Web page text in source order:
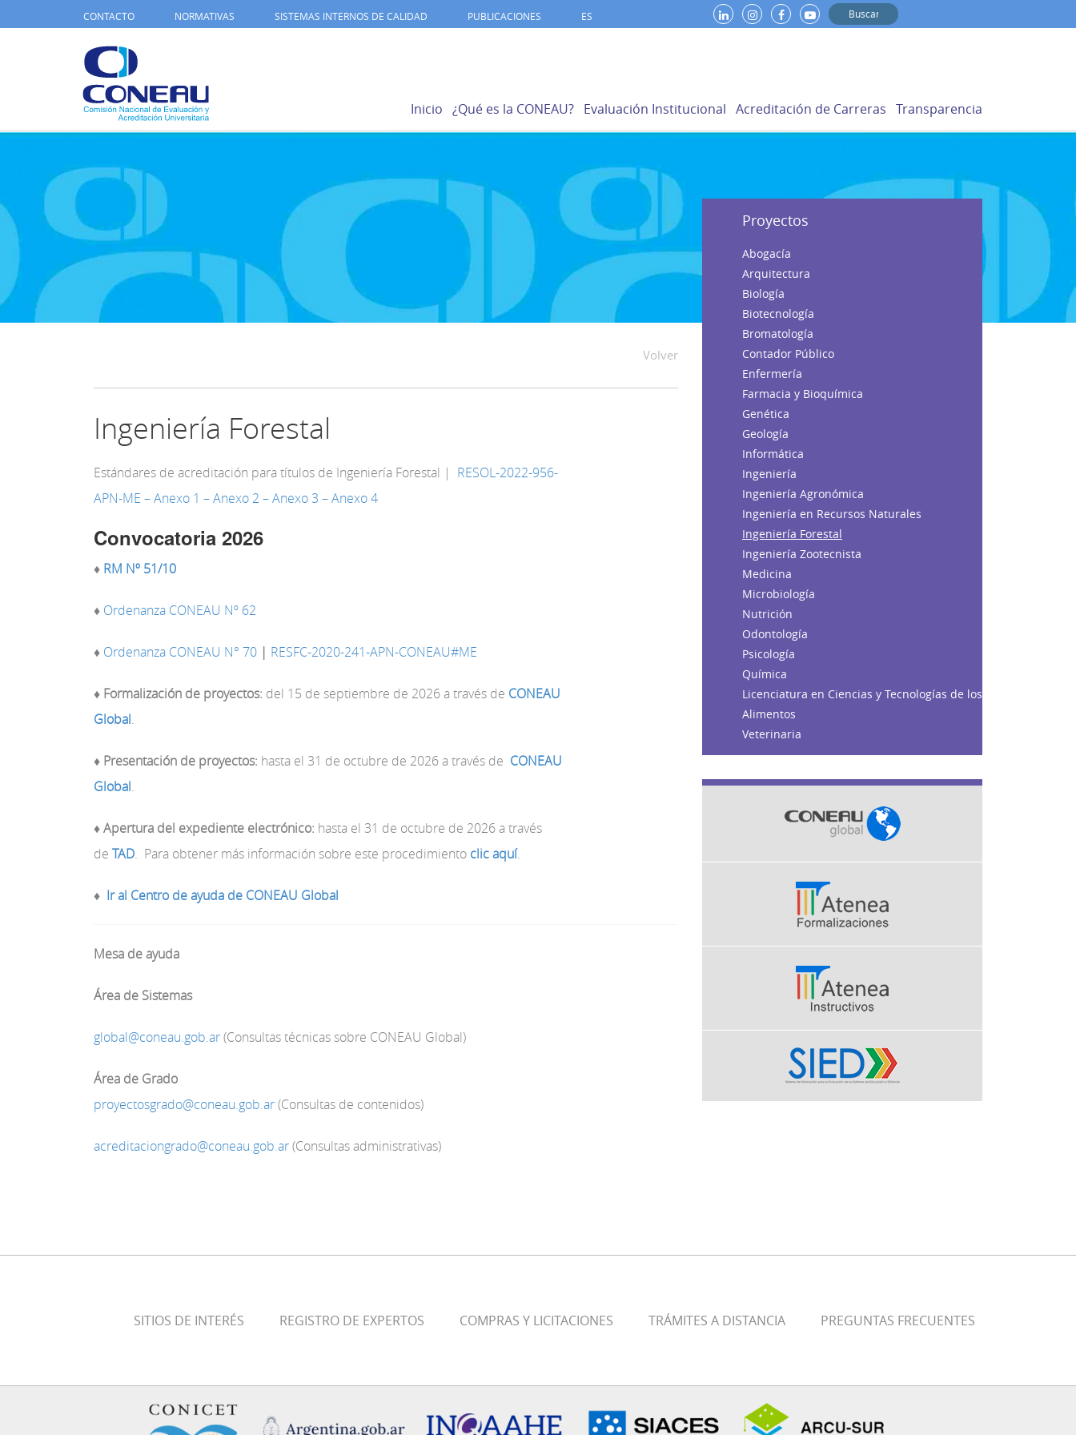
CONTACTO NORMATIVAS SISTEMAS INTERNOS DE CALIDAD PUBLICACIONES ES
Inicio ¿Qué es la CONEAU? Evaluación Institucional Acreditación de Carreras Transparencia
Volver
Ingeniería Forestal
Estándares de acreditación para títulos de Ingeniería Forestal | RESOL-2022-956-
APN-ME –Anexo 1 –Anexo 2 –Anexo 3 –Anexo 4
Convocatoria 2026
♦ RM Nº 51/10
♦ Ordenanza CONEAU Nº 62
♦ Ordenanza CONEAU N° 70 | RESFC-2020-241-APN-CONEAU#ME
♦ Formalización de proyectos: del 15 de septiembre de 2026 a través de CONEAU
Global.
♦ Presentación de proyectos: hasta el 31 de octubre de 2026 a través de CONEAU
Global.
♦Apertura del expediente electrónico: hasta el 31 de octubre de 2026 a través
de TAD. Para obtener más información sobre este procedimiento clic aquí.
♦ Ir al Centro de ayuda de CONEAU Global
Mesa de ayuda
Área de Sistemas
global@coneau.gob.ar(Consultas técnicas sobre CONEAU Global)
Área de Grado
proyectosgrado@coneau.gob.ar(Consultas de contenidos)
acreditaciongrado@coneau.gob.ar(Consultas administrativas)
Proyectos
Abogacía
Arquitectura
Biología
Biotecnología
Bromatología
Contador Público
Enfermería
Farmacia y Bioquímica
Genética
Geología
Informática
Ingeniería
Ingeniería Agronómica
Ingeniería en Recursos Naturales
Ingeniería Forestal
Ingeniería Zootecnista
Medicina
Microbiología
Nutrición
Odontología
Psicología
Química
Licenciatura en Ciencias y Tecnologías de los
Alimentos
Veterinaria
SITIOS DE INTERÉS REGISTRO DE EXPERTOS COMPRAS Y LICITACIONES TRÁMITES A DISTANCIA PREGUNTAS FRECUENTES